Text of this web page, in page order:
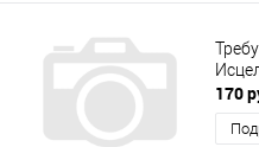
170